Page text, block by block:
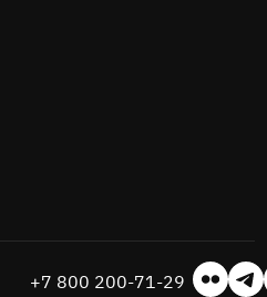
+7 800 200-71-29